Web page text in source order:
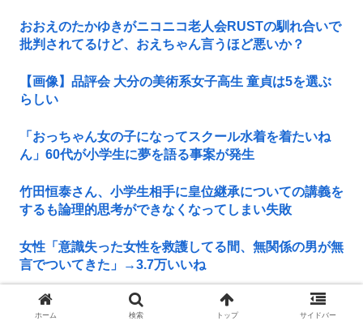
おおえのたかゆきがニコニコ老人会RUSTの馴れ合いで
批判されてるけど、おえちゃん言うほど悪いか？
【画像】品評会 大分の美術系女子高生 童貞は5を選ぶ
らしい
「おっちゃん女の子になってスクール水着を着たいね
ん」60代が小学生に夢を語る事案が発生
竹田恒泰さん、小学生相手に皇位継承についての講義を
するも論理的思考ができなくなってしまい失敗
女性「意識失った女性を救護してる間、無関係の男が無
言でついてきた」→3.7万いいね
【8/6】8.6秒バズーカ、反日行為で消えるwww
ホーム 検索 トップ サイドバー